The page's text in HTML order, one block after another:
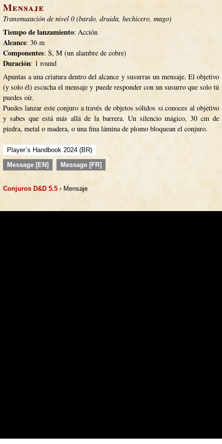
Mensaje
Transmutación de nivel 0 (bardo, druida, hechicero, mago)
Tiempo de lanzamiento: Acción
Alcance: 36 m
Componentes: S, M (un alambre de cobre)
Duración: 1 round
Apuntas a una criatura dentro del alcance y susurras un mensaje. El objetivo
(y solo él) escucha el mensaje y puede responder con un susurro que solo tú
puedes oír.
Puedes lanzar este conjuro a través de objetos sólidos si conoces al objetivo
y sabes que está más allá de la barrera. Un silencio mágico, 30 cm de
piedra, metal o madera, o una fina lámina de plomo bloquean el conjuro.
Player´s Handbook 2024 (BR)
Message [EN]
Message [FR]
Conjuros D&D 5.5 › Mensaje